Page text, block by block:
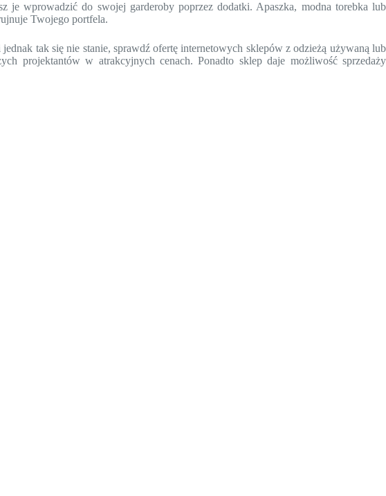
je wprowadzić do swojej garderoby poprzez dodatki. Apaszka, modna torebka lub
Twojego portfela.
tak się nie stanie, sprawdź ofertę internetowych sklepów z odzieżą używaną lub
projektantów w atrakcyjnych cenach. Ponadto sklep daje możliwość sprzedaży